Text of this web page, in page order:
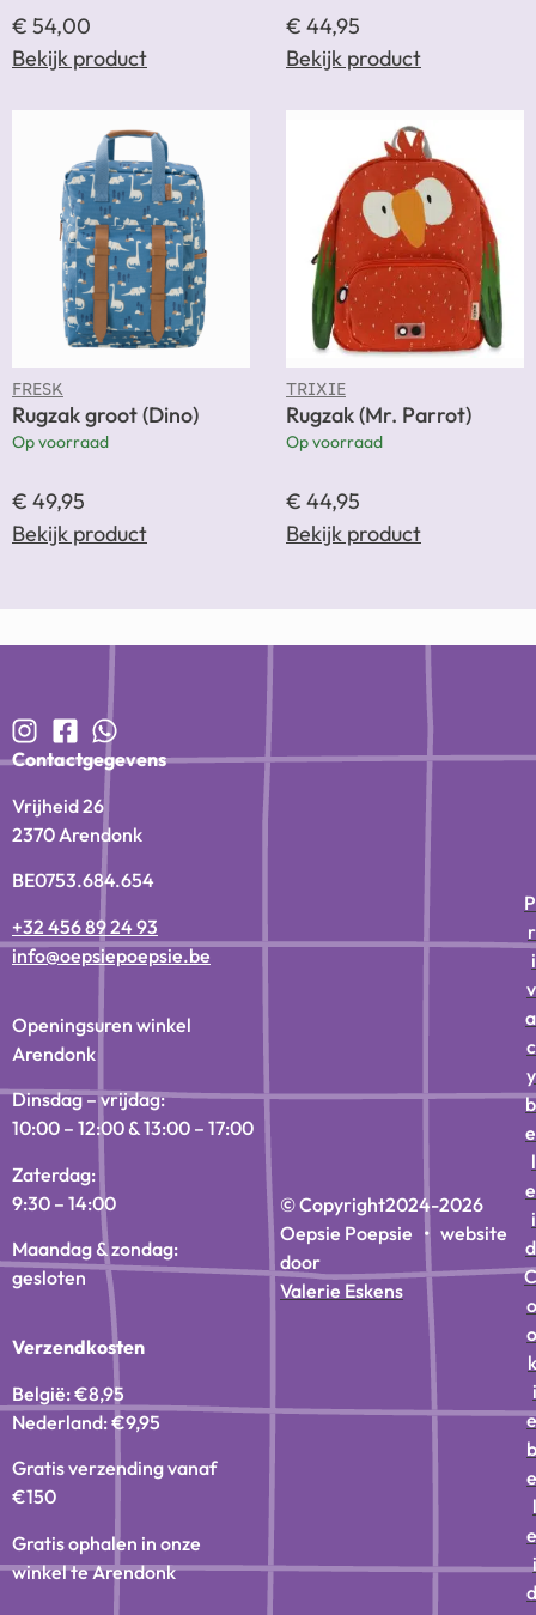
€ 54,00
Bekijk product
€ 44,95
Bekijk product
FRESK
Rugzak groot (Dino)
Op voorraad
€ 49,95
Bekijk product
TRIXIE
Rugzak (Mr. Parrot)
Op voorraad
€ 44,95
Bekijk product
Contactgegevens
Vrijheid 26
2370 Arendonk
BE0753.684.654
+32 456 89 24 93
info@oepsiepoepsie.be
Openingsuren winkel
Arendonk
Dinsdag – vrijdag:
10:00 – 12:00 & 13:00 – 17:00
Zaterdag:
9:30 – 14:00
Maandag & zondag:
gesloten
Verzendkosten
België: €8,95
Nederland: €9,95
Gratis verzending vanaf
€150
Gratis ophalen in onze
winkel te Arendonk
© Copyright2024-2026
Oepsie Poepsie • website
door
Valerie Eskens
P
r
i
v
a
c
y
b
e
l
e
i
d
C
o
o
k
i
e
b
e
l
e
i
d